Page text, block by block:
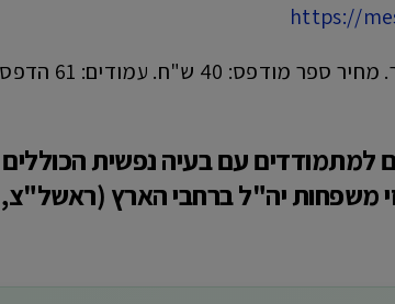
https://
ערכה: תמי קויפמן , ציור
עם בעיה נפשית הכוללים
והכוונה למשפחות. העמותה מפעילה 4 מרכזי משפחות יה"ל ברחבי